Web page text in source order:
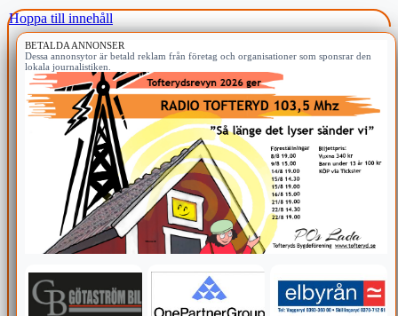
Hoppa till innehåll
BETALDA ANNONSER
Dessa annonsytor är betald reklam från företag och organisationer som sponsrar den
lokala journalistiken.